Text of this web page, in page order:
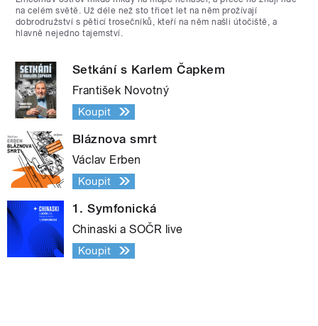
na celém světě. Už déle než sto třicet let na něm prožívají
dobrodružství s pěticí trosečníků, kteří na něm našli útočiště, a
hlavně nejedno tajemství.
Setkání s Karlem Čapkem
František Novotný
Koupit
Bláznova smrt
Václav Erben
Koupit
1. Symfonická
Chinaski a SOČR live
Koupit